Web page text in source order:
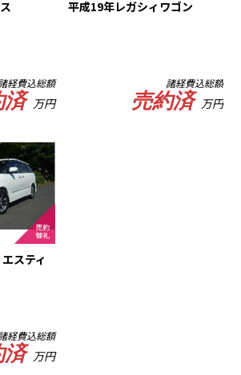
ス
経費込総額
済 万円
平成19年レガシィワゴン
諸経費込総額
売約済 万円
スティ
経費込総額
済 万円